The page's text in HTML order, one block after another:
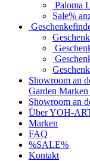
Paloma
Sale%
Showroom an
Garden Marken
Showroom an
Über YOH-
Marken
FAQ
%SALE%
Kontakt